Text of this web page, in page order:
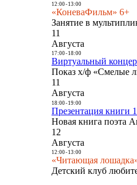
12:00- 13:00
«КоневаФильм» 6+
Занятие в
11
Августа
17:00- 18:00
Виртуальный
Показ х/ф «Смелые
11
Августа
18:00- 19:00
Презентация книги
Новая книга поэта
12
Августа
12:00- 13:00
«Читающая
Детский клуб